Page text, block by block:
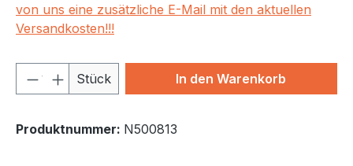
von uns eine zusätzliche E-Mail mit den aktuellen
Versandkosten!!!
Produkt Anzahl: Gib den
Stück In den Warenkorb
Produktnummer: N500813